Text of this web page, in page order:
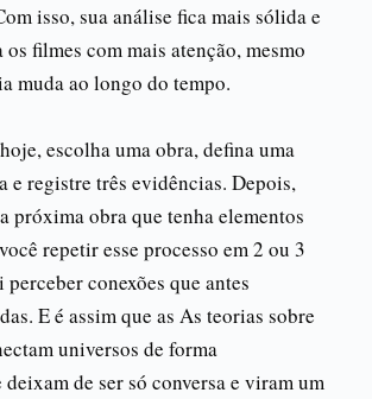
isso, sua análise fica mais sólida e
filmes com mais atenção, mesmo
muda ao longo do tempo.
escolha uma obra, defina uma
e registre três evidências. Depois,
próxima obra que tenha elementos
repetir esse processo em 2 ou 3
conexões que antes
E é assim que as As teorias sobre
universos de forma
de ser só conversa e viram um